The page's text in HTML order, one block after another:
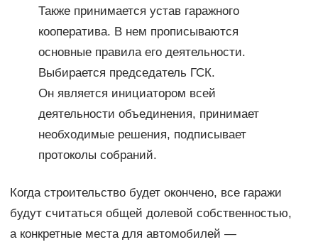
Также принимается устав гаражного
кооператива. В нем прописываются
основные правила его деятельности.
Выбирается председатель ГСК.
Он является инициатором всей
деятельности объединения, принимает
необходимые решения, подписывает
протоколы собраний.
Когда строительство будет окончено, все гаражи
будут считаться общей долевой собственностью,
а конкретные места для автомобилей —